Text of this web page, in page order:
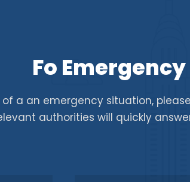
Fo
of a an emergency situation,
authorities will quickly